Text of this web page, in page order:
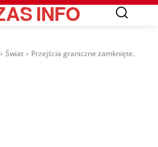
INFO
Świat
Przejścia graniczne zamknięte.